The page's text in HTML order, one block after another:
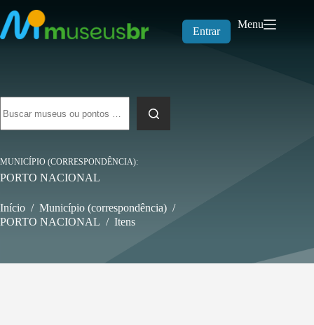
para
o
conteúdo
Entrar
Menu
resultados
MUNICÍPIO (CORRESPONDÊNCIA)
PORTO NACIONAL
Início / Município (correspondência) /
PORTO NACIONAL / Itens